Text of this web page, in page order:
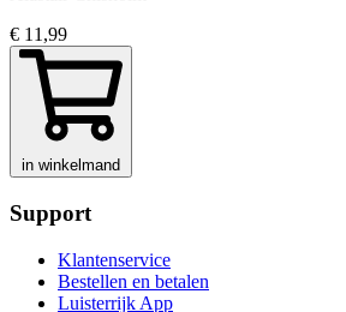
€ 11,99
in winkelmand
Support
Klantenservice
Bestellen en betalen
Luisterrijk App